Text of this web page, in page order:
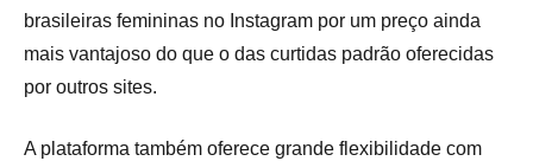
brasileiras femininas no Instagram por um preço ainda
mais vantajoso do que o das curtidas padrão oferecidas
por outros sites.
A plataforma também oferece grande flexibilidade com